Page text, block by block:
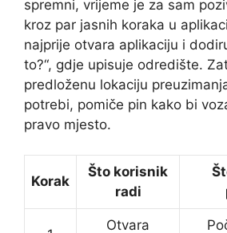
spremni, vrijeme je za sam
kroz par jasnih koraka u
najprije otvara aplikaciju i
to?“, gdje upisuje odredište.
predloženu lokaciju
potrebi, pomiče pin kako bi
pravo mjesto.
Korak
Što korisnik
radi
Otvara